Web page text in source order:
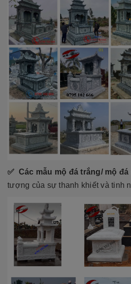
✅ Các mẫu mộ đá trắng/ mộ đá
tượng của sự thanh khiết và tinh